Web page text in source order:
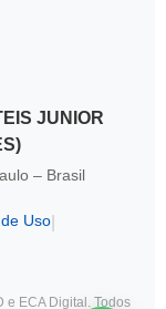
JUNIOR
– Brasil
Uso
ECA Digital. Todos